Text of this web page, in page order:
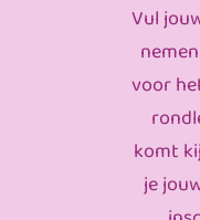
Vul
voor
komt
je